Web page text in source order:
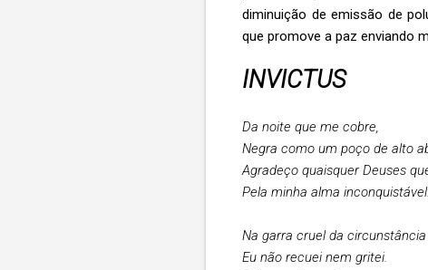
diminuição de emissão de
que promove a paz enviando
INVICTUS
Da noite que me cobre,
Negra como um poço de alto
Agradeço quaisquer Deuses
Pela minha alma inconquistável.
Na garra cruel da circunstância
Eu não recuei nem gritei.